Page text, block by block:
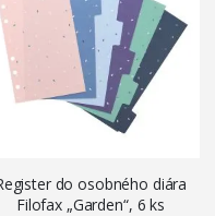
do osobného diára
Filofax „Garden“, 6 ks